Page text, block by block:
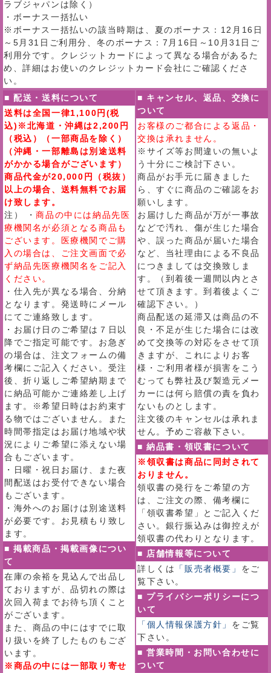
ラブジャパンは除く）
・ボーナス一括払い
※ボーナス一括払いの該当時期は、夏のボーナス：12月16日
～5月31日ご利用分、冬のボーナス：7月16日～10月31日ご
利用分です。クレジットカードによって異なる場合があるた
め、詳細はお使いのクレジットカード会社にご確認くださ
い。
■ 配送・送料について
送料は全国一律1,100円(税
込)※北海道・沖縄は2,200円
（税込）（一部商品を除く）
（沖縄・一部離島は別途送料
がかかる場合がございます）
商品代金が20,000円（税抜）
以上の場合、送料無料でお届
け致します。
注） ・商品の中には納品先医
療機関名が必須となる商品も
ございます。医療機関でご購
入の場合は、ご注文画面で必
ず納品先医療機関名をご記入
ください。
・仕入先が異なる場合、分納
となります。発送時にメール
にてご連絡致します。
・お届け日のご希望は７日以
降でご指定可能です。お急ぎ
の場合は、注文フォームの備
考欄にご記入ください。受注
後、折り返しご希望納期まで
に納品可能かご連絡差し上げ
ます。※希望日時はお約束す
る物ではございません。また
時間帯指定はお届け地域や状
況によりご希望に添えない場
合もございます。
・日曜・祝日お届け、また夜
間配送はお受付できない場合
もございます。
・海外へのお届けは別途送料
が必要です。お見積もり致し
ます。
■ 掲載商品・掲載画像につい
て
在庫の余裕を見込んで出品し
ておりますが、品切れの際は
次回入荷までお待ち頂くこと
がございます。
また、商品の中にはすでに取
り扱いを終了したものもござ
います。
※商品の中には一部取り寄せ
■ キャンセル、返品、交換に
ついて
お客様のご都合による返品・
交換は承れません。
※サイズ等お間違いの無いよ
う十分にご検討下さい。
商品がお手元に届きました
ら、すぐに商品のご確認をお
願いします。
お届けした商品が万が一事故
などで汚れ、傷が生じた場合
や、誤った商品が届いた場合
など、当社理由による不良品
につきましては交換致しま
す。（到着後一週間以内とさ
せて頂きます。到着後よくご
確認下さい。）
商品配送の延滞又は商品の不
良・不足が生じた場合には改
めて交換等の対応をさせて頂
きますが、これによりお客
様・ご利用者様が損害をこう
むっても弊社及び製造元メー
カーには何ら賠償の責を負わ
ないものとします。
注文後のキャンセルは承れま
せん。予めご容赦下さい。
■ 納品書・領収書について
※領収書は商品に同封されて
おりません。
領収書の発行をご希望の方
は、ご注文の際、備考欄に
「領収書希望」とご記入くだ
さい。銀行振込みは御控えが
領収書の代わりとなります。
■ 店舗情報等について
詳しくは
「販売者概要」 をご
覧下さい。
■ プライバシーポリシーにつ
いて
「個人情報保護方針」 をご覧
下さい。
■ 営業時間・お問い合わせに
ついて